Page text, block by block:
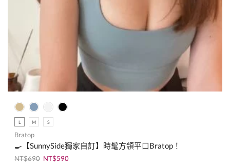
L M S
Bratop
🍳【SunnySide獨家自訂】時髦方領平口Bratop！
NT$690 NT$590